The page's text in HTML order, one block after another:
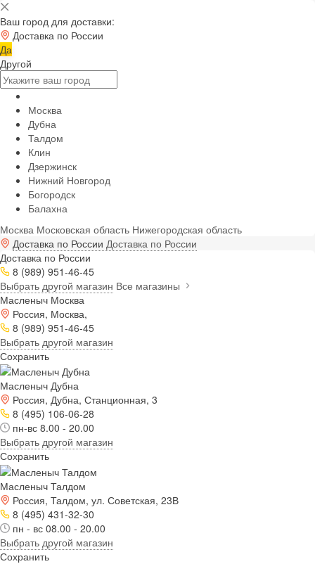
Ваш город для доставки:
Доставка по России
Да
Другой
Москва
Дубна
Талдом
Клин
Дзержинск
Нижний Новгород
Богородск
Балахна
Москва Московская область Нижегородская область
Доставка по России Доставка по России
Доставка по России
8 (989) 951-46-45
Выбрать другой магазин Все магазины
Масленыч Москва
Россия, Москва,
8 (989) 951-46-45
Выбрать другой магазин
Сохранить
Масленыч Дубна
Россия, Дубна, Станционная, 3
8 (495) 106-06-28
пн-вс 8.00 - 20.00
Выбрать другой магазин
Сохранить
Масленыч Талдом
Россия, Талдом, ул. Советская, 23В
8 (495) 431-32-30
пн - вс 08.00 - 20.00
Выбрать другой магазин
Сохранить